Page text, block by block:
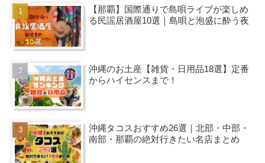
【那覇】国際通りで島唄ライブが楽しめ
る民謡居酒屋10選｜島唄と泡盛に酔う夜
沖縄のお土産【雑貨・日用品18選】定番
からハイセンスまで！
沖縄タコスおすすめ26選｜北部・中部・
南部・那覇の絶対行きたい名店まとめ